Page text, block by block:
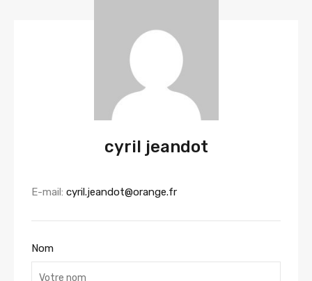
cyril jeandot
E-mail: cyril.jeandot@orange.fr
Nom